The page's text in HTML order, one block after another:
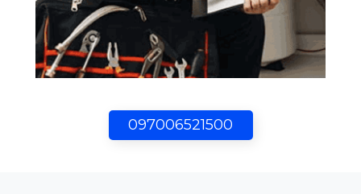
097006521500